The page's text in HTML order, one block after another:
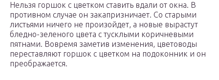
Нельзя горшок с цветком ставить вдали от окна. В
противном случае он закапризничает. Со старыми
листьями ничего не произойдет, а новые вырастут
бледно-зеленого цвета с тусклыми коричневыми
пятнами. Вовремя заметив изменения, цветоводы
переставляют горшок с цветком на подоконник и он
преображается.